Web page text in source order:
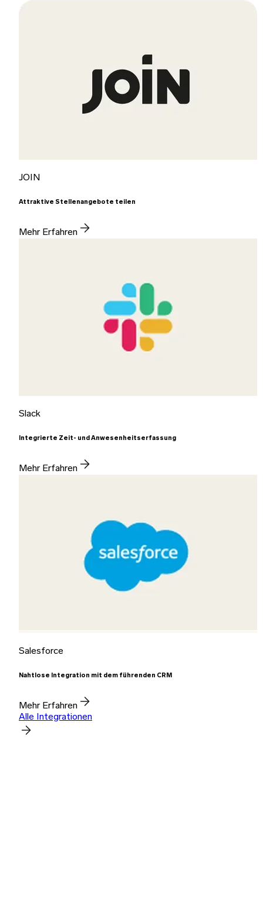
JOIN
Attraktive Stellenangebote teilen
Mehr Erfahren
Slack
Integrierte Zeit- und Anwesenheitserfassung
Mehr Erfahren
Salesforce
Nahtlose Integration mit dem führenden CRM
Mehr Erfahren
Alle Integrationen